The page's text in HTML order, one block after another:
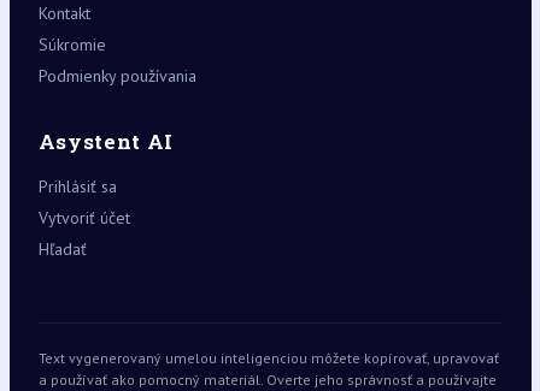
Kontakt
Súkromie
Podmienky používania
Asystent AI
Prihlásiť sa
Vytvoriť účet
Hľadať
Text vygenerovaný umelou inteligenciou môžete kopírovať, upravovať
a používať ako pomocný materiál. Overte jeho správnosť a používajte